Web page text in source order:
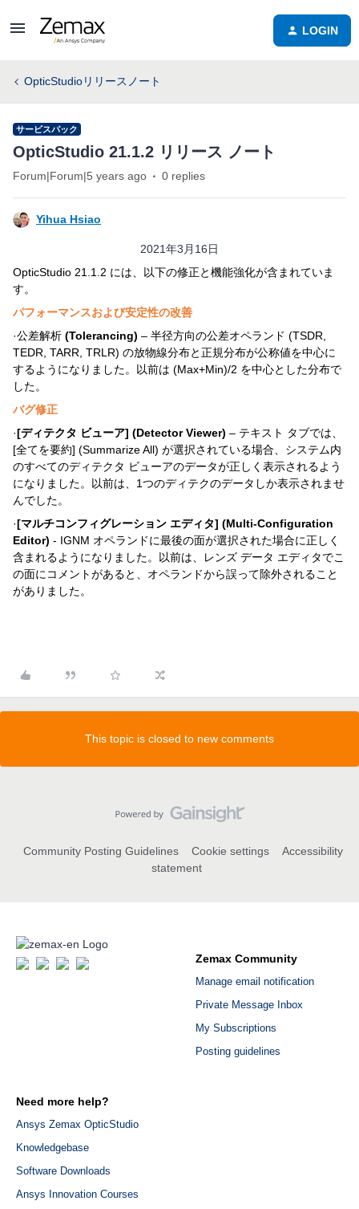
LOGIN
OpticStudioリリースノート
サービスパック
OpticStudio 21.1.2 リリース ノート
Forum|Forum|5 years ago 0 replies
Yihua Hsiao
2021年3月16日
OpticStudio 21.1.2 には、以下の修正と機能強化が含まれていま
す。
パフォーマンスおよび安定性の改善
·公差解析 (Tolerancing) – 半径方向の公差オペランド (TSDR,
TEDR, TARR, TRLR) の放物線分布と正規分布が公称値を中心に
するようになりました。以前は (Max+Min)/2 を中心とした分布で
した。
バグ修正
·[ディテクタ ビューア] (Detector Viewer) – テキスト タブでは、
[全てを要約] (Summarize All) が選択されている場合、システム内
のすべてのディテクタ ビューアのデータが正しく表示されるよう
になりました。以前は、1つのディテクのデータしか表示されませ
んでした。
·[マルチコンフィグレーション エディタ] (Multi-Configuration
Editor) - IGNM オペランドに最後の面が選択された場合に正しく
含まれるようになりました。以前は、レンズ データ エディタでこ
の面にコメントがあると、オペランドから誤って除外されること
がありました。
This topic is closed to new comments
Community Posting Guidelines Cookie settings
Accessibility
statement
Zemax Community
Manage email notification
Private Message Inbox
My Subscriptions
Posting guidelines
Need more help?
Ansys Zemax OpticStudio
Knowledgebase
Software Downloads
Ansys Innovation Courses